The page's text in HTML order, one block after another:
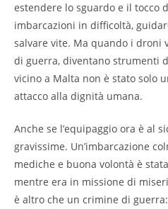
estendere lo sguardo e il tocco
imbarcazioni in difficoltà,
salvare vite. Ma quando i droni
di guerra, diventano strumenti
vicino a Malta non è stato solo
attacco alla dignità umana.
Anche se l’equipaggio ora è al
gravissime. Un’imbarcazione
mediche e buona volontà è
mentre era in missione di
è altro che un crimine di